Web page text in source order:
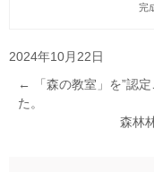
完
2024年10月22日
←
「森の教室」を”認
た。
森林